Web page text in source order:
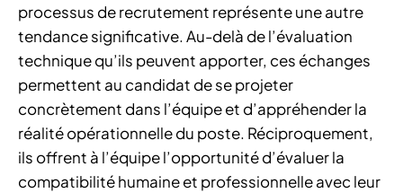
processus de recrutement représente une autre
tendance significative. Au-delà de l’évaluation
technique qu’ils peuvent apporter, ces échanges
permettent au candidat de se projeter
concrètement dans l’équipe et d’appréhender la
réalité opérationnelle du poste. Réciproquement,
ils offrent à l’équipe l’opportunité d’évaluer la
compatibilité humaine et professionnelle avec leur